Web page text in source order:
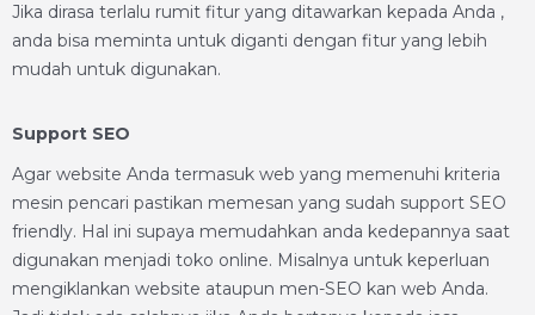
Jika dirasa terlalu rumit fitur yang ditawarkan kepada Anda ,
anda bisa meminta untuk diganti dengan fitur yang lebih
mudah untuk digunakan.
Support SEO
Agar website Anda termasuk web yang memenuhi kriteria
mesin pencari pastikan memesan yang sudah support SEO
friendly. Hal ini supaya memudahkan anda kedepannya saat
digunakan menjadi toko online. Misalnya untuk keperluan
mengiklankan website ataupun men-SEO kan web Anda.